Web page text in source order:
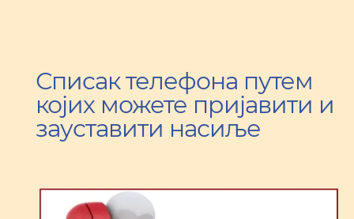
Списак телефона путем
којих можете пријавити и
зауставити насиље